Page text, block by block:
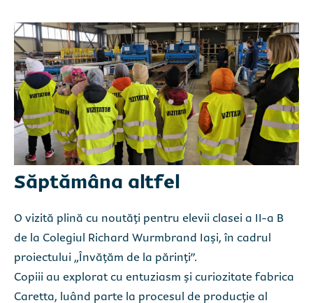
Săptămâna altfel
O vizită plină cu noutăți pentru elevii clasei a II-a B
de la Colegiul Richard Wurmbrand Iași, în cadrul
proiectului „Învățăm de la părinți”.
Copiii au explorat cu entuziasm și curiozitate fabrica
Caretta, luând parte la procesul de producție al